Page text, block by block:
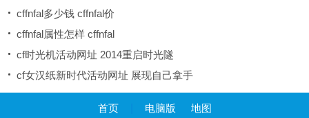
cffnfal多少钱 cffnfal价
cffnfal属性怎样 cffnfal
cf时光机活动网址 2014重启时光隧
cf女汉纸新时代活动网址 展现自己拿手
首页 电脑版 地图